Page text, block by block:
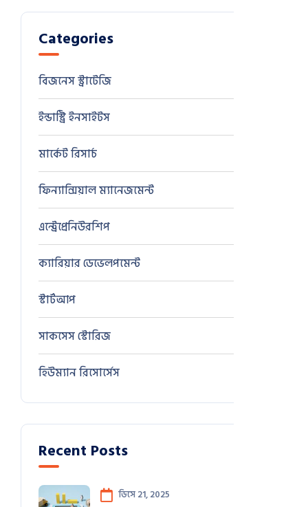
Categories
বিজনেস স্ট্রাটেজি
ইন্ডাস্ট্রি ইনসাইটস
মার্কেট রিসার্চ
ফিন্যান্সিয়াল ম্যানেজমেন্ট
এন্ট্রেপ্রেনিউরশিপ
ক্যারিয়ার ডেভেলপমেন্ট
স্টার্টআপ
সাকসেস স্টোরিজ
হিউম্যান রিসোর্সেস
Recent Posts
ডিসে 21, 2025